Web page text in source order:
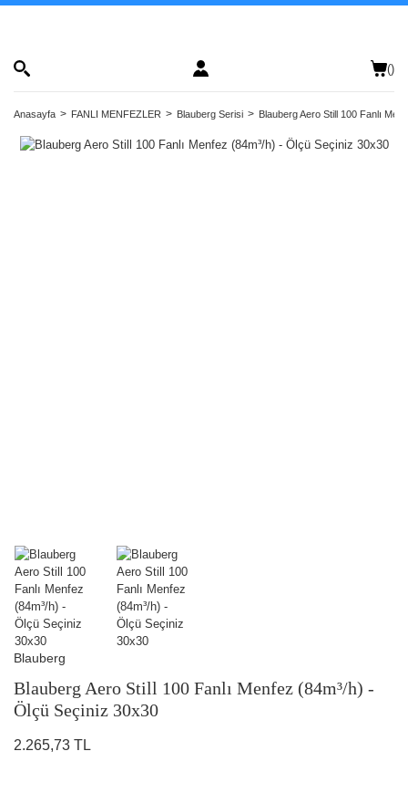
()
Anasayfa FANLI MENFEZLER Blauberg Serisi Blauberg Aero Still 100 Fanlı
Blauberg
Blauberg Aero Still 100 Fanlı Menfez (84m³/h) -
Ölçü Seçiniz 30x30
2.265,73 TL